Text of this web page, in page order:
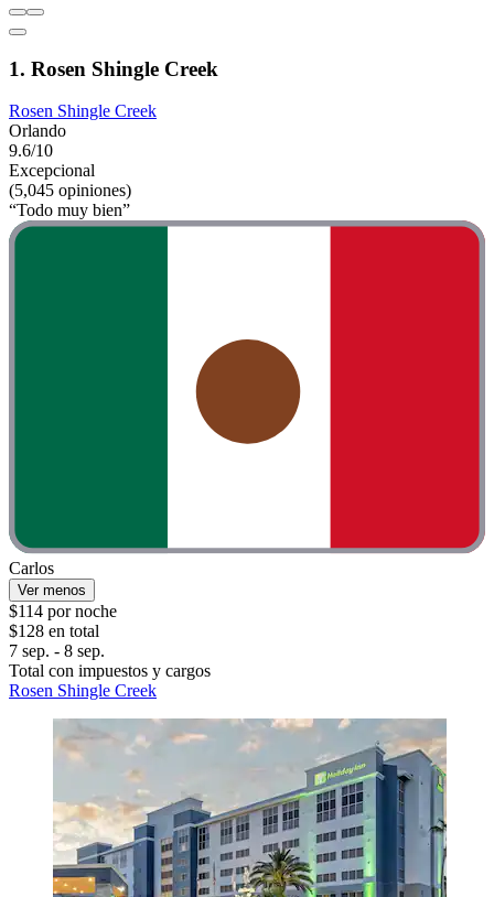
1. Rosen Shingle Creek
Rosen Shingle Creek
Orlando
9.6/10
Excepcional
(5,045 opiniones)
“Todo muy bien”
Carlos
Ver menos
$114 por noche
$128 en total
7 sep. - 8 sep.
Total con impuestos y cargos
Rosen Shingle Creek